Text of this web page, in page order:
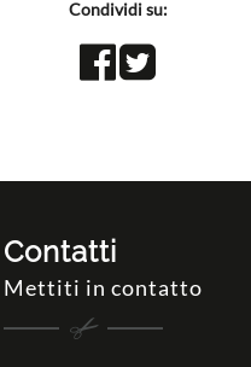
Condividi su:
Condividi
su
Contatti
Mettiti in contatto